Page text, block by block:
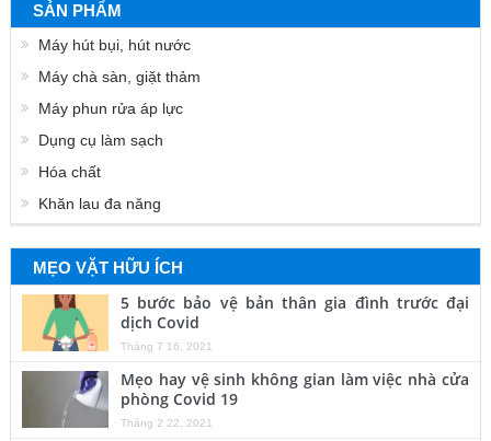
SẢN PHẨM
Máy hút bụi, hút nước
Máy chà sàn, giặt thảm
Máy phun rửa áp lực
Dụng cụ làm sạch
Hóa chất
Khăn lau đa năng
MẸO VẶT HỮU ÍCH
5 bước bảo vệ bản thân gia đình trước đại
dịch Covid
Tháng 7 16, 2021
Mẹo hay vệ sinh không gian làm việc nhà cửa
phòng Covid 19
Tháng 2 22, 2021